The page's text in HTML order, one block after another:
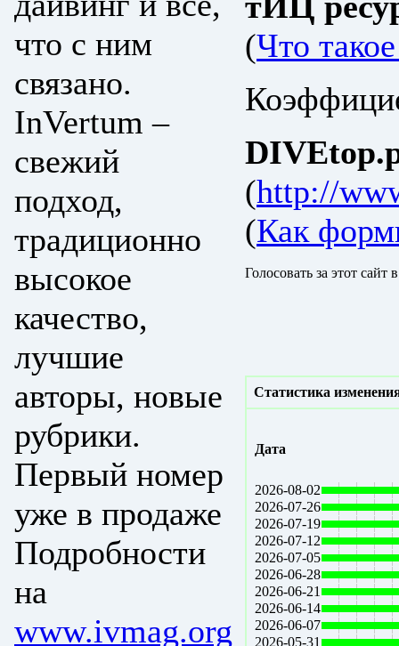
что с ним
связано.
InVertum –
свежий
подход,
традиционно
высокое
качество,
лучшие
авторы, новые
рубрики.
Первый номер
уже в продаже
Подробности
на
www.ivmag.org
(Что
(http://
(Как
Голосовать за этот сайт
Статистика
Дата
2026-08-02
2026-07-26
2026-07-19
2026-07-12
2026-07-05
2026-06-28
2026-06-21
2026-06-14
2026-06-07
2026-05-31